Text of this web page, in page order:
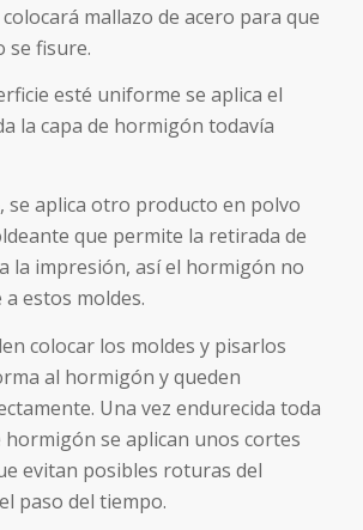
mallazo de acero para que
se fisure.
esté uniforme se aplica el
la capa de hormigón todavía
se aplica otro producto en polvo
que permite la retirada de
la impresión, así el hormigón no
estos moldes.
colocar los moldes y pisarlos
al hormigón y queden
Una vez endurecida toda
hormigón se aplican unos cortes
evitan posibles roturas del
paso del tiempo.